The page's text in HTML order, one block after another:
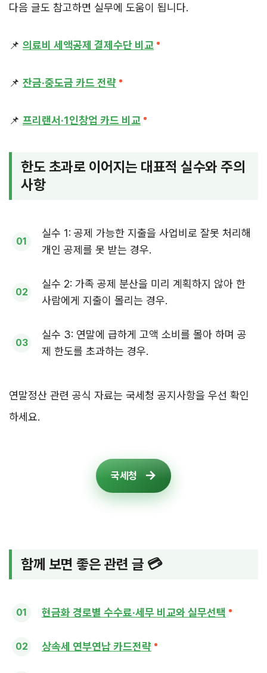
다음 글도 참고하면 실무에 도움이 됩니다.
📌 의료비 세액공제 결제수단 비교
📌 잔금·중도금 카드 전략
📌 프리랜서·1인창업 카드 비교
한도 초과로 이어지는 대표적 실수와 주의
사항
실수 1: 공제 가능한 지출을 사업비로 잘못 처리해
개인 공제를 못 받는 경우.
실수 2: 가족 공제 분산을 미리 계획하지 않아 한
사람에게 지출이 몰리는 경우.
실수 3: 연말에 급하게 고액 소비를 몰아 하며 공
제 한도를 초과하는 경우.
연말정산 관련 공식 자료는 국세청 공지사항을 우선 확인
하세요.
국세청
함께 보면 좋은 관련 글 💳
현금화 경로별 수수료·세무 비교와 실무선택
상속세 연부연납 카드전략